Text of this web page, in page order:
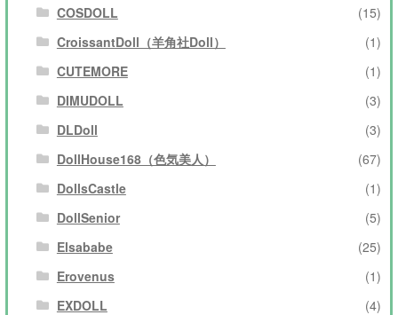
COSDOLL
(15)
CroissantDoll（羊角社Doll）
(1)
CUTEMORE
(1)
DIMUDOLL
(3)
DLDoll
(3)
DollHouse168（色気美人）
(67)
DollsCastle
(1)
DollSenior
(5)
Elsababe
(25)
Erovenus
(1)
EXDOLL
(4)